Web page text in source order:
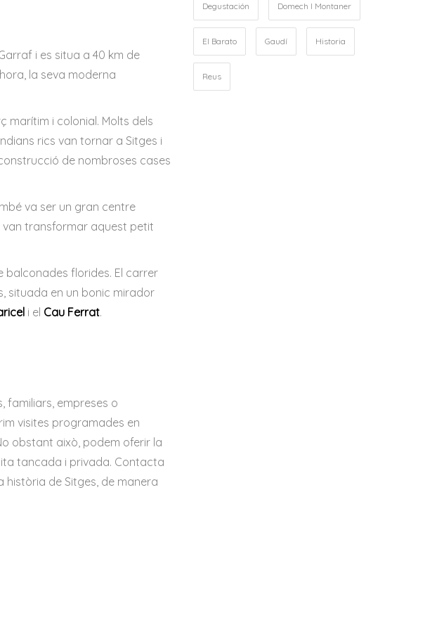
i es situa a 40 km de
la seva moderna
marítim i colonial. Molts dels
rics van tornar a Sitges i
de nombroses cases
va ser un gran centre
van transformar aquest petit
balconades florides. El carrer
situada en un bonic mirador
i el Cau Ferrat.
familiars, empreses o
visites programades en
obstant això, podem oferir la
tancada i privada. Contacta
de Sitges, de manera
Degustación Domech I Montaner
El Barato Gaudí Historia
Reus